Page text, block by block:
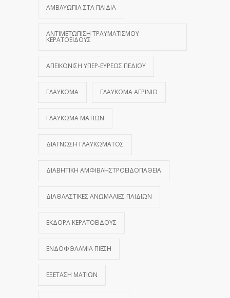
ΑΜΒΛΥΩΠΊΑ ΣΤΑ ΠΑΙΔΙΆ
ΑΝΤΙΜΕΤΏΠΙΣΗ ΤΡΑΥΜΑΤΙΣΜΟΎ
ΚΕΡΑΤΟΕΙΔΟΎΣ
ΑΠΕΙΚΌΝΙΣΗ ΥΠΕΡ-ΕΥΡΈΩΣ ΠΕΔΊΟΥ
ΓΛΑΎΚΩΜΑ ΓΛΑΎΚΩΜΑ ΑΓΡΊΝΙΟ
ΓΛΑΎΚΩΜΑ ΜΑΤΙΏΝ
ΔΙΆΓΝΩΣΗ ΓΛΑΥΚΏΜΑΤΟΣ
ΔΙΑΒΗΤΙΚΉ ΑΜΦΙΒΛΗΣΤΡΟΕΙΔΟΠΆΘΕΙΑ
ΔΙΑΘΛΑΣΤΙΚΈΣ ΑΝΩΜΑΛΊΕΣ ΠΑΙΔΙΏΝ
ΕΚΔΟΡΆ ΚΕΡΑΤΟΕΙΔΟΎΣ
ΕΝΔΟΦΘΆΛΜΙΑ ΠΊΕΣΗ
ΕΞΈΤΑΣΗ ΜΑΤΙΏΝ